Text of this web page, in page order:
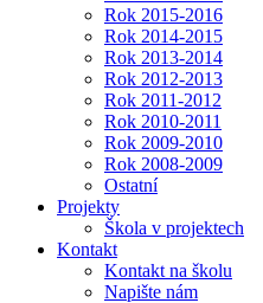
Rok 2015-2016
Rok 2014-2015
Rok 2013-2014
Rok 2012-2013
Rok 2011-2012
Rok 2010-2011
Rok 2009-2010
Rok 2008-2009
Ostatní
Projekty
Škola v projektech
Kontakt
Kontakt na školu
Napište nám